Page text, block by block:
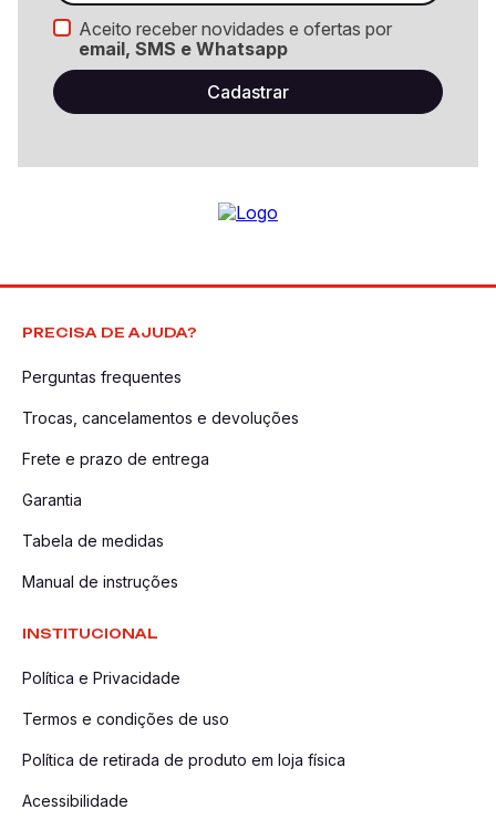
Aceito receber novidades e ofertas por
email, SMS e Whatsapp
PRECISA DE AJUDA?
Perguntas frequentes
Trocas, cancelamentos e devoluções
Frete e prazo de entrega
Garantia
Tabela de medidas
Manual de instruções
INSTITUCIONAL
Política e Privacidade
Termos e condições de uso
Política de retirada de produto em loja física
Acessibilidade